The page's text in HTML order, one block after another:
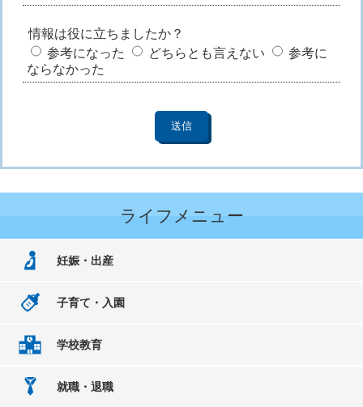
情報は役に立ちましたか？
参考になった
どちらとも言えない
参考に
ならなかった
ライフメニュー
妊娠・出産
子育て・入園
学校教育
就職・退職